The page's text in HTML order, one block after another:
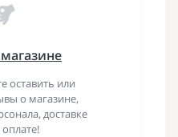
оставить или
о магазине,
доставке